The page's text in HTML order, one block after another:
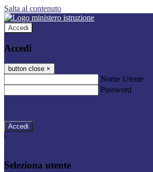
Salta al contenuto
Accedi
Accedi
button close ×
Nome Utente
Password
-
Seleziona utente